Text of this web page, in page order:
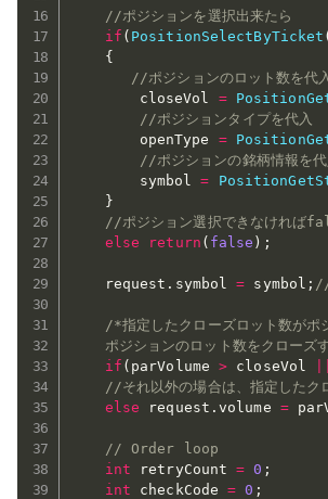
//ポジションを選択出来たら
if ( PositionSelectByTicket (
{
//ポジションのロット数を代入
		closeVol
=
//ポジションタイプを代入
		openType
=
//ポジションの銘柄情報を代
		symbol
=
}
//ポジション選択できなければ
else
return ( false ) ;
	request
. symbol = symbol ; //
/*指定したクローズロット数がポ
ポジションのロット数をクローズ
if ( parVolume > closeVol
//それ以外の場合は、指定したク
else request .volume =
// Order loop
int retryCount = 0 ;
int checkCode = 0 ;